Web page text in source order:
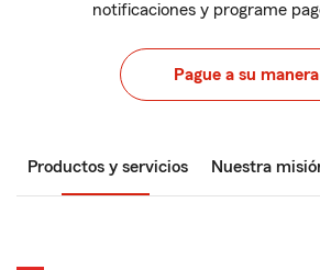
notificaciones y programe
Pague a su manera
Productos y servicios Nuestra